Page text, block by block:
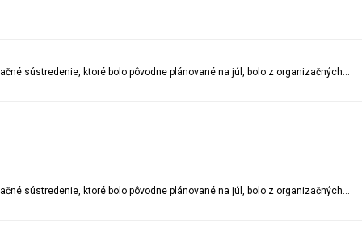
Pozvánka na letné reprezentačné sústredenie Vážení tréneri, radi by sme Vás informovali, že letné reprezentačné sústredenie, ktoré bolo pôvodne plánované na júl, bolo z organizačných dôvodov presunuté na termín 10. – 14. augusta 2026. Všetky ostatné náležitosti sústredenia, vrátane miesta konania, harmonogramu a účastníckych poplatkov, zostávajú bez zmeny. Prosíme Vás o potvrdenie účasti Vašich športovcov prostredníctvom prihlasovacieho formulára najneskôr do 31. júla 2026. Prihlasovací formulár: https://docs.google.com/forms/d/e/1FAIpQLSezz7kfd_MJt5rL9fKBHnMsWeFNrM76YekFtqYEsXYc0uLCuA/viewform Dôležité upozornenie: Prihlasovací formulár je potrebné vyplniť aj za každú sprevádzajúcu osobu, ktorá sa sústredenia zúčastní. Ďakujeme za spoluprácu a tešíme sa na spoločné reprezentačné sústredenie. S pozdravom Tomáš Potocký Reprezentačný tréner Slovenská asociácia taekwondo WT
Pozvánka na letné reprezentačné sústredenie Vážení tréneri, radi by sme Vás informovali, že letné reprezentačné sústredenie, ktoré bolo pôvodne plánované na júl, bolo z organizačných dôvodov presunuté na termín 10. – 14. augusta 2026. Všetky ostatné náležitosti sústredenia, vrátane miesta konania, harmonogramu a účastníckych poplatkov, zostávajú bez zmeny. Prosíme Vás o potvrdenie účasti Vašich športovcov prostredníctvom prihlasovacieho formulára najneskôr do 31. júla 2026. Prihlasovací formulár: https://docs.google.com/forms/d/e/1FAIpQLSezz7kfd_MJt5rL9fKBHnMsWeFNrM76YekFtqYEsXYc0uLCuA/viewform Dôležité upozornenie: Prihlasovací formulár je potrebné vyplniť aj za každú sprevádzajúcu osobu, ktorá sa sústredenia zúčastní. Ďakujeme za spoluprácu a tešíme sa na spoločné reprezentačné sústredenie. S pozdravom Tomáš Potocký Reprezentačný tréner Slovenská asociácia taekwondo WT